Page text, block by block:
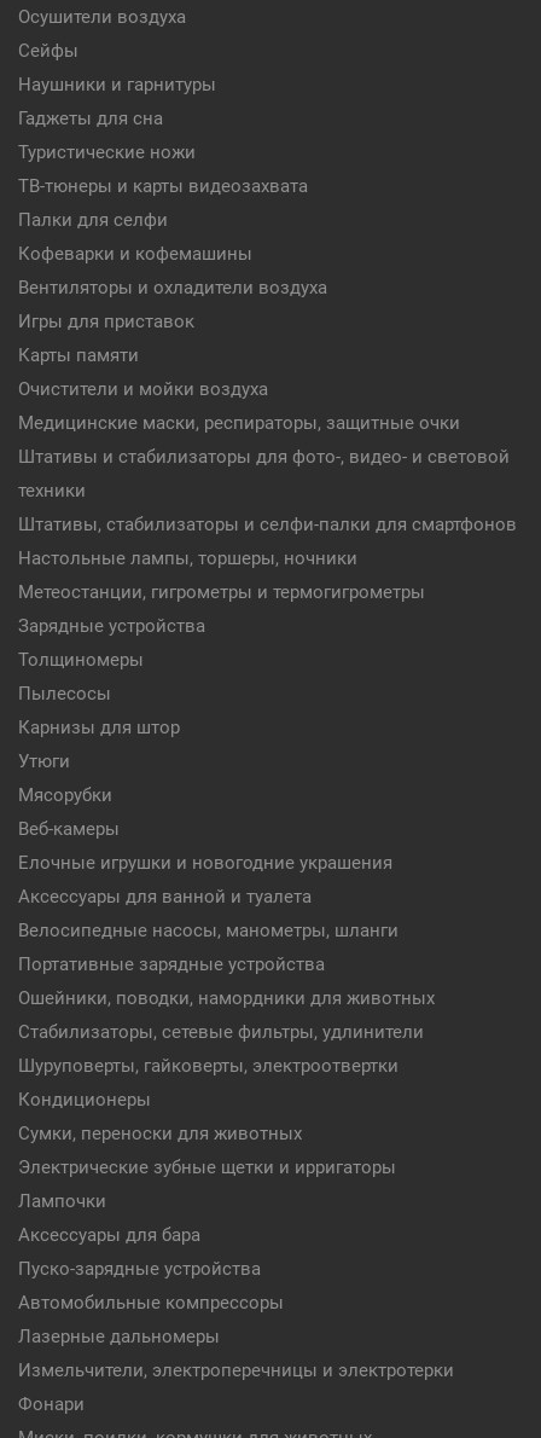
Осушители воздуха
Сейфы
Наушники и гарнитуры
Гаджеты для сна
Туристические ножи
ТВ-тюнеры и карты видеозахвата
Палки для селфи
Кофеварки и кофемашины
Вентиляторы и охладители воздуха
Игры для приставок
Карты памяти
Очистители и мойки воздуха
Медицинские маски, респираторы, защитные очки
Штативы и стабилизаторы для фото-, видео- и световой
техники
Штативы, стабилизаторы и селфи-палки для смартфонов
Настольные лампы, торшеры, ночники
Метеостанции, гигрометры и термогигрометры
Зарядные устройства
Толщиномеры
Пылесосы
Карнизы для штор
Утюги
Мясорубки
Веб-камеры
Елочные игрушки и новогодние украшения
Аксессуары для ванной и туалета
Велосипедные насосы, манометры, шланги
Портативные зарядные устройства
Ошейники, поводки, намордники для животных
Стабилизаторы, сетевые фильтры, удлинители
Шуруповерты, гайковерты, электроотвертки
Кондиционеры
Сумки, переноски для животных
Электрические зубные щетки и ирригаторы
Лампочки
Аксессуары для бара
Пуско-зарядные устройства
Автомобильные компрессоры
Лазерные дальномеры
Измельчители, электроперечницы и электротерки
Фонари